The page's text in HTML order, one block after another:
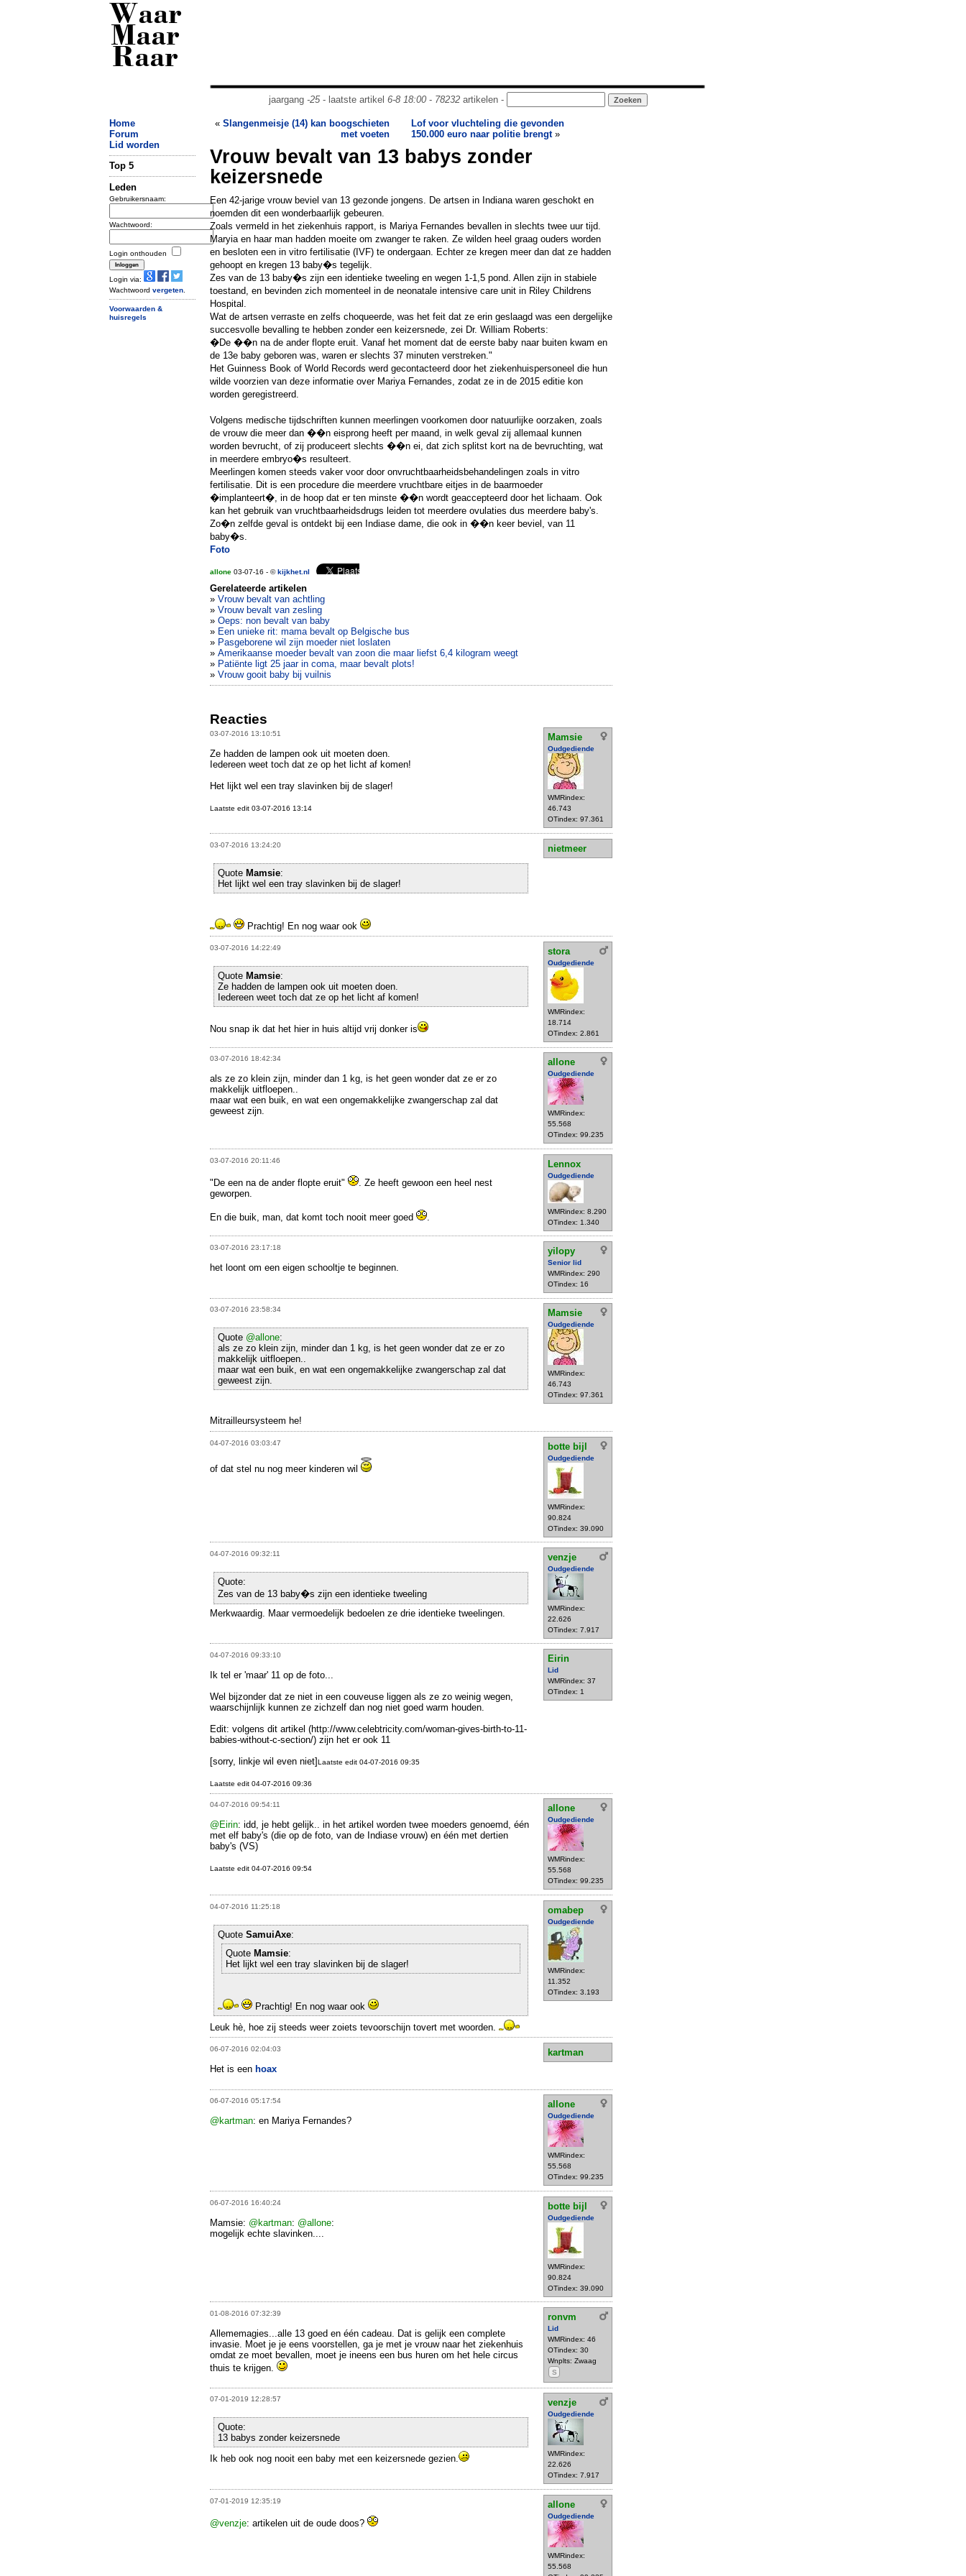
Waar
Maar
Raar
jaargang -25- laatste artikel 6-8 18:00- 78232artikelen -
Home
Forum
Lid worden
Top 5
Leden
Gebruikersnaam:
Wachtwoord:
Login onthouden
Login via:
Wachtwoord vergeten
Voorwaarden &
huisregels
« Slangenmeisje (14) kan boogschieten
met voeten
Lof voor vluchteling die gevonden
150.000 euro naar politie brengt»
Vrouw bevalt van 13 babys zonder
keizersnede
Een 42-jarige vrouw beviel van 13 gezonde jongens. De artsen in Indiana waren geschokt en
noemden dit een wonderbaarlijk gebeuren.
Zoals vermeld in het ziekenhuis rapport, is Mariya Fernandes bevallen in slechts twee uur tijd.
Maryia en haar man hadden moeite om zwanger te raken. Ze wilden heel graag ouders worden
en besloten een in vitro fertilisatie (IVF) te ondergaan. Echter ze kregen meer dan dat ze hadden
gehoopt en kregen 13 baby�s tegelijk.
Zes van de 13 baby�s zijn een identieke tweeling en wegen 1-1,5 pond. Allen zijn in stabiele
toestand, en bevinden zich momenteel in de neonatale intensive care unit in Riley Childrens
Hospital.
Wat de artsen verraste en zelfs choqueerde, was het feit dat ze erin geslaagd was een dergelijke
succesvolle bevalling te hebben zonder een keizersnede, zei Dr. William Roberts:
�De ��n na de ander flopte eruit. Vanaf het moment dat de eerste baby naar buiten kwam en
de 13e baby geboren was, waren er slechts 37 minuten verstreken."
Het Guinness Book of World Records werd gecontacteerd door het ziekenhuispersoneel die hun
wilde voorzien van deze informatie over Mariya Fernandes, zodat ze in de 2015 editie kon
worden geregistreerd.
Volgens medische tijdschriften kunnen meerlingen voorkomen door natuurlijke oorzaken, zoals
de vrouw die meer dan ��n eisprong heeft per maand, in welk geval zij allemaal kunnen
worden bevrucht, of zij produceert slechts ��n ei, dat zich splitst kort na de bevruchting, wat
in meerdere embryo�s resulteert.
Meerlingen komen steeds vaker voor door onvruchtbaarheidsbehandelingen zoals in vitro
fertilisatie. Dit is een procedure die meerdere vruchtbare eitjes in de baarmoeder
�implanteert�, in de hoop dat er ten minste ��n wordt geaccepteerd door het lichaam. Ook
kan het gebruik van vruchtbaarheidsdrugs leiden tot meerdere ovulaties dus meerdere baby's.
Zo�n zelfde geval is ontdekt bij een Indiase dame, die ook in ��n keer beviel, van 11
baby�s.
Foto
allone 03-07-16 - ©kijkhet.nl
Gerelateerde artikelen
» Vrouw bevalt van achtling
» Vrouw bevalt van zesling
» Oeps: non bevalt van baby
» Een unieke rit: mama bevalt op Belgische bus
» Pasgeborene wil zijn moeder niet loslaten
» Amerikaanse moeder bevalt van zoon die maar liefst 6,4 kilogram weegt
» Patiënte ligt 25 jaar in coma, maar bevalt plots!
» Vrouw gooit baby bij vuilnis
Reacties
03-07-2016 13:10:51 Mamsie
Oudgediende
WMRindex:
46.743
OTindex: 97.361
Ze hadden de lampen ook uit moeten doen.
Iedereen weet toch dat ze op het licht af komen!
Het lijkt wel een tray slavinken bij de slager!
Laatste edit 03-07-2016 13:14
03-07-2016 13:24:20 nietmeer
Quote Mamsie:
Het lijkt wel een tray slavinken bij de slager!
Prachtig! En nog waar ook
03-07-2016 14:22:49 stora
Oudgediende
WMRindex:
18.714
OTindex: 2.861
Quote Mamsie:
Ze hadden de lampen ook uit moeten doen.
Iedereen weet toch dat ze op het licht af komen!
Nou snap ik dat het hier in huis altijd vrij donker is
03-07-2016 18:42:34 allone
Oudgediende
WMRindex:
55.568
OTindex: 99.235
als ze zo klein zijn, minder dan 1 kg, is het geen wonder dat ze er zo
makkelijk uitfloepen..
maar wat een buik, en wat een ongemakkelijke zwangerschap zal dat
geweest zijn.
03-07-2016 20:11:46 Lennox
Oudgediende
WMRindex: 8.290
OTindex: 1.340
"De een na de ander flopte eruit"
. Ze heeft gewoon een heel nest
geworpen.
En die buik, man, dat komt toch nooit meer goed
03-07-2016 23:17:18 yilopy
Senior lid
WMRindex: 290
OTindex: 16
het loont om een eigen schooltje te beginnen.
03-07-2016 23:58:34 Mamsie
Oudgediende
WMRindex:
46.743
OTindex: 97.361
Quote @allone:
als ze zo klein zijn, minder dan 1 kg, is het geen wonder dat ze er zo
makkelijk uitfloepen..
maar wat een buik, en wat een ongemakkelijke zwangerschap zal dat
geweest zijn.
Mitrailleursysteem he!
04-07-2016 03:03:47 botte bijl
Oudgediende
WMRindex:
90.824
OTindex: 39.090
of dat stel nu nog meer kinderen wil
04-07-2016 09:32:11 venzje
Oudgediende
WMRindex:
22.626
OTindex: 7.917
Quote:
Zes van de 13 baby�s zijn een identieke tweeling
Merkwaardig. Maar vermoedelijk bedoelen ze drie identieke tweelingen.
04-07-2016 09:33:10 Eirin
Lid
WMRindex: 37
OTindex: 1
Ik tel er 'maar' 11 op de foto...
Wel bijzonder dat ze niet in een couveuse liggen als ze zo weinig wegen,
waarschijnlijk kunnen ze zichzelf dan nog niet goed warm houden.
Edit: volgens dit artikel (http://www.celebtricity.com/woman-gives-birth-to-11-
babies-without-c-section/) zijn het er ook 11
[sorry, linkje wil even niet]Laatste edit 04-07-2016 09:35
Laatste edit 04-07-2016 09:36
04-07-2016 09:54:11 allone
Oudgediende
WMRindex:
55.568
OTindex: 99.235
@Eirin: idd, je hebt gelijk.. in het artikel worden twee moeders genoemd, één
met elf baby's (die op de foto, van de Indiase vrouw) en één met dertien
baby's (VS)
Laatste edit 04-07-2016 09:54
04-07-2016 11:25:18 omabep
Oudgediende
WMRindex:
11.352
OTindex: 3.193
Quote SamuiAxe:
Quote Mamsie:
Het lijkt wel een tray slavinken bij de slager!
Prachtig! En nog waar ook
Leuk hè, hoe zij steeds weer zoiets tevoorschijn tovert met woorden.
06-07-2016 02:04:03
kartman
Het is een hoax
06-07-2016 05:17:54 allone
Oudgediende
WMRindex:
55.568
OTindex: 99.235
@kartman: en Mariya Fernandes?
06-07-2016 16:40:24 botte bijl
Oudgediende
WMRindex:
90.824
OTindex: 39.090
Mamsie: @kartman: @allone:
mogelijk echte slavinken....
01-08-2016 07:32:39 ronvm
Lid
WMRindex: 46
OTindex: 30
Wnplts: Zwaag
S
Allememagies...alle 13 goed en één cadeau. Dat is gelijk een complete
invasie. Moet je je eens voorstellen, ga je met je vrouw naar het ziekenhuis
omdat ze moet bevallen, moet je ineens een bus huren om het hele circus
thuis te krijgen.
07-01-2019 12:28:57 venzje
Oudgediende
WMRindex:
22.626
OTindex: 7.917
Quote:
13 babys zonder keizersnede
Ik heb ook nog nooit een baby met een keizersnede gezien.
07-01-2019 12:35:19 allone
Oudgediende
WMRindex:
55.568
@venzje: artikelen uit de oude doos?